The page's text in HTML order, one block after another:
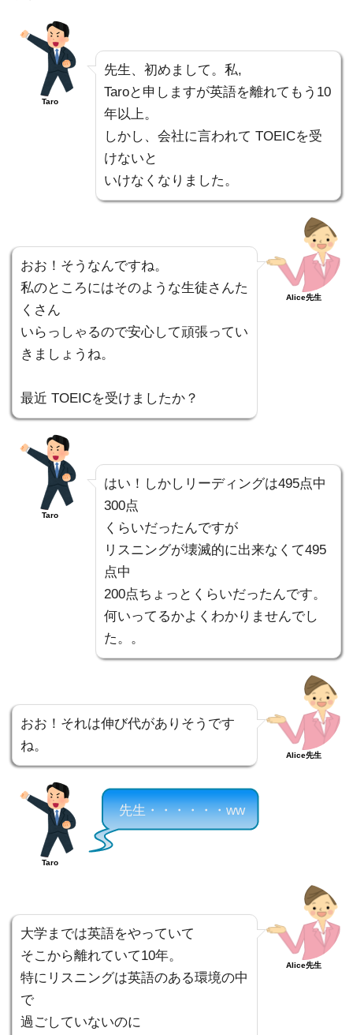
Taro
先生、初めまして。私,
Taroと申しますが英語を離れてもう10
年以上。
しかし、会社に言われて TOEICを受
けないと
いけなくなりました。
おお！そうなんですね。
私のところにはそのような生徒さんた
くさん
いらっしゃるので安心して頑張ってい
きましょうね。
最近 TOEICを受けましたか？
Alice先生
Taro
はい！しかしリーディングは495点中
300点
くらいだったんですが
リスニングが壊滅的に出来なくて495
点中
200点ちょっとくらいだったんです。
何いってるかよくわかりませんでし
た。。
おお！それは伸び代がありそうです
ね。
Alice先生
Taro
先生・・・・・・ww
大学までは英語をやっていて
そこから離れていて10年。
特にリスニングは英語のある環境の中
で
過ごしていないのに
Alice先生